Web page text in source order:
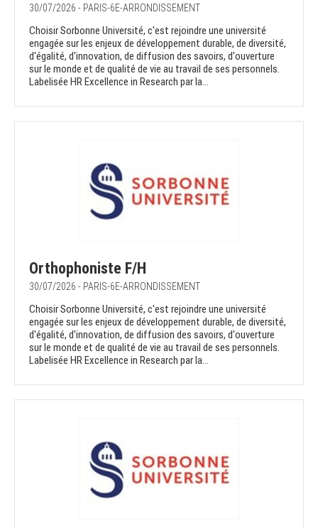
30/07/2026 - PARIS-6E-ARRONDISSEMENT
Choisir Sorbonne Université, c'est rejoindre une université
engagée sur les enjeux de développement durable, de diversité,
d'égalité, d'innovation, de diffusion des savoirs, d'ouverture
sur le monde et de qualité de vie au travail de ses personnels.
Labelisée HR Excellence in Research par la...
Orthophoniste F/H
30/07/2026 - PARIS-6E-ARRONDISSEMENT
Choisir Sorbonne Université, c'est rejoindre une université
engagée sur les enjeux de développement durable, de diversité,
d'égalité, d'innovation, de diffusion des savoirs, d'ouverture
sur le monde et de qualité de vie au travail de ses personnels.
Labelisée HR Excellence in Research par la...